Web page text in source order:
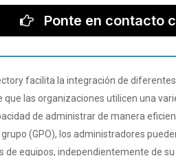
Ponte en contacto
facilita la integración de
que las organizaciones utilicen una
de administrar de manera
(GPO), los administradores
de equipos, independientemente de